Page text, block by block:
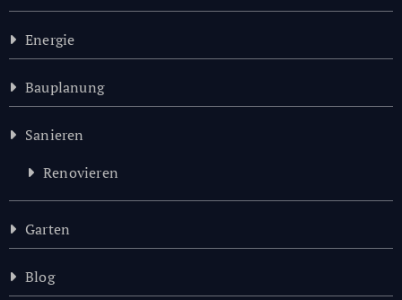
Energie
Bauplanung
Sanieren
Renovieren
Garten
Blog